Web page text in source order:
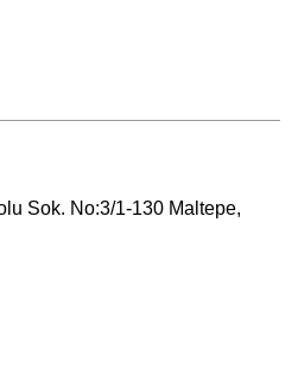
Sok. No:3/1-130 Maltepe,